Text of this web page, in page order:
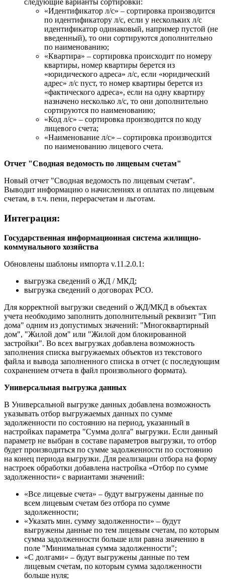
следующие варианты сортировки:
«Идентификатор л/с» – сортировка производится
по идентификатору л/с, если у нескольких л/с
идентификатор одинаковый, например пустой (не
введенный), то они сортируются дополнительно
по наименованию;
«Квартира» – сортировка происходит по номеру
квартиры, номер квартиры берется из
«юридического адреса» л/с, если «юридический
адрес» л/с пуст, то номер квартиры берется из
«фактического адреса», если на одну квартиру
назначено несколько л/с, то они дополнительно
сортируются по наименованию;
«Код л/с» – сортировка производится по коду
лицевого счета;
«Наименование л/с» – сортировка производится
по наименованию лицевого счета.
Отчет "Сводная ведомость по лицевым счетам"
Новый отчет "Сводная ведомость по лицевым счетам".
Выводит информацию о начислениях и оплатах по лицевым
счетам, в т.ч. пени, перерасчетам и льготам.
Интеграция:
Государственная информационная система жилищно-
коммунального хозяйства
Обновлены шаблоны импорта v.11.2.0.1:
выгрузка сведений о ЖД / МКД;
выгрузка сведений о договорах РСО.
Для корректной выгрузки сведений о ЖД/МКД в объектах
учета необходимо заполнить дополнительный реквизит "Тип
дома" одним из допустимых значений: "Многоквартирный
дом", "Жилой дом" или "Жилой дом блокированной
застройки". Во всех выгрузках добавлена возможность
заполнения списка выгружаемых объектов из текстового
файла и вывода заполненного списка в отчет (с последующим
сохранением отчета в файл произвольного формата).
Универсальная выгрузка данных
В Универсальной выгрузке данных добавлена возможность
указывать отбор выгружаемых данных по сумме
задолженности по состоянию на период, указанный в
настройках параметра "Сумма долга" выгрузки. Если данный
параметр не выбран в составе параметров выгрузки, то отбор
будет производиться по сумме задолженности по состоянию
на конец периода выгрузки. Для реализации отбора на форму
настроек обработки добавлена настройка «Отбор по сумме
задолженности» с вариантами значений:
«Все лицевые счета» – будут выгружены данные по
всем лицевым счетам без отбора по сумме
задолженности;
«Указать мин. сумму задолженности» – будут
выгружены данные по тем лицевым счетам, по которым
сумма задолженности больше или равна значению в
поле "Минимальная сумма задолженности";
«С долгами» – будут выгружены данные по тем
лицевым счетам, по которым сумма задолженности
больше нуля;